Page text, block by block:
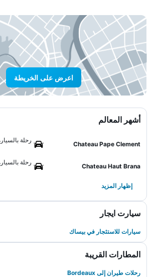
اعرض على الخريطة
أشهر المعالم
Chateau Pape Clement
رحلة بالسيارة إلى 5
Chateau Haut Brana
رحلة بالسيارة إلى 6
إظهار المزيد
سيارت ايجار
سيارات للاستئجار في بيساك
المطارات القريبة
رحلات طيران إلى Bordeaux